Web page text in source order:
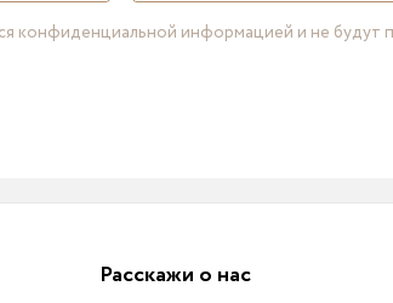
конфиденциальной информацией и не будут
Расскажи о нас